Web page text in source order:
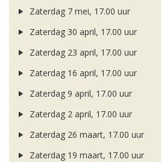
Zaterdag 7 mei, 17.00 uur
Zaterdag 30 april, 17.00 uur
Zaterdag 23 april, 17.00 uur
Zaterdag 16 april, 17.00 uur
Zaterdag 9 april, 17.00 uur
Zaterdag 2 april, 17.00 uur
Zaterdag 26 maart, 17.00 uur
Zaterdag 19 maart, 17.00 uur